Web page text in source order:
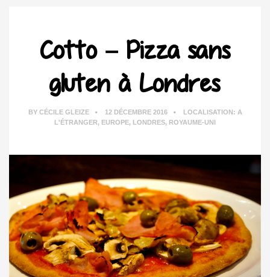
Cotto – Pizza sans
gluten à Londres
BY CÉCILE GLEIZE 12 DÉCEMBRE 2016 LOCALISATION: A
L'ÉTRANGER, EUROPE, LONDRES, ROYAUME-UNI